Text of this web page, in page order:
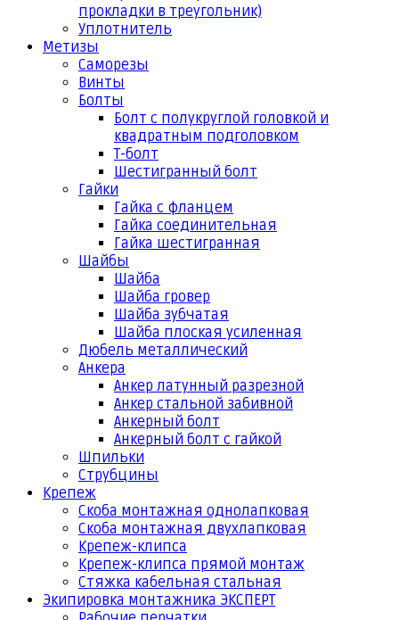
прокладки в треугольник)
Уплотнитель
Метизы
Саморезы
Винты
Болты
Болт с полукруглой головкой и
квадратным подголовком
Т-болт
Шестигранный болт
Гайки
Гайка с фланцем
Гайка соединительная
Гайка шестигранная
Шайбы
Шайба
Шайба гровер
Шайба зубчатая
Шайба плоская усиленная
Дюбель металлический
Анкера
Анкер латунный разрезной
Анкер стальной забивной
Анкерный болт
Анкерный болт с гайкой
Шпильки
Струбцины
Крепеж
Скоба монтажная однолапковая
Скоба монтажная двухлапковая
Крепеж-клипса
Крепеж-клипса прямой монтаж
Стяжка кабельная стальная
Экипировка монтажника ЭКСПЕРТ